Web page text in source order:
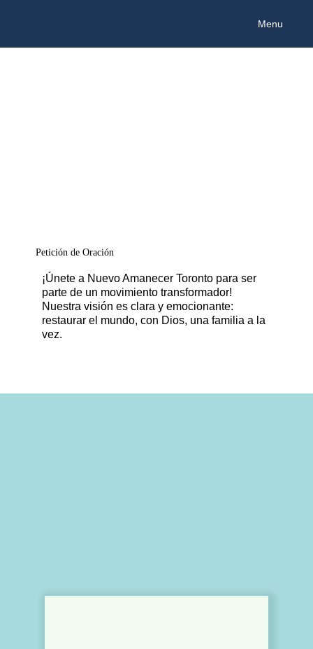
Menu
Petición de Oración
¡Únete a Nuevo Amanecer Toronto para ser
parte de un movimiento transformador!
Nuestra visión es clara y emocionante:
restaurar el mundo, con Dios, una familia a la
vez.